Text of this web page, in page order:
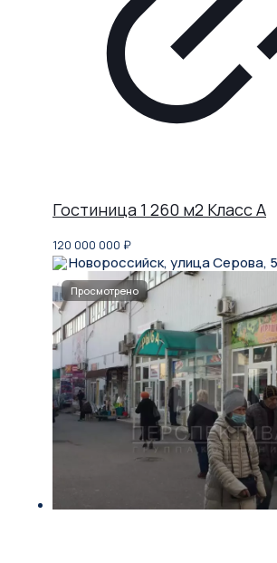
Гостиница 1 260 м2 Класс A
120 000 000 ₽
Новороссийск, улица Серова,